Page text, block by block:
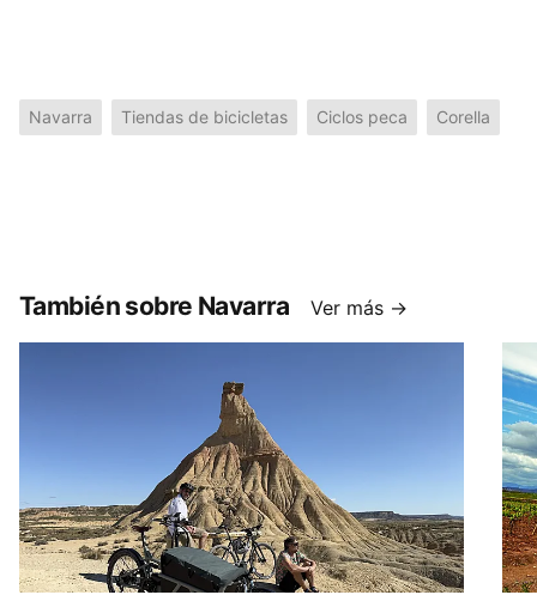
Navarra Tiendas de bicicletas Ciclos peca Corella
También sobre Navarra Ver más →